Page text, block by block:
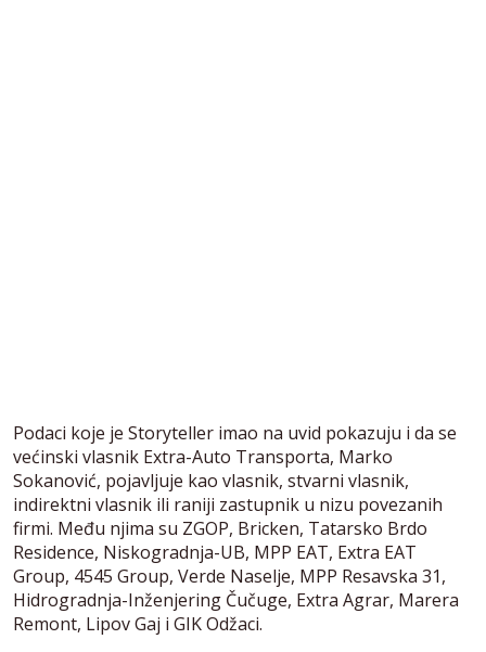
Podaci koje je Storyteller imao na uvid pokazuju i da se
većinski vlasnik Extra-Auto Transporta, Marko
Sokanović, pojavljuje kao vlasnik, stvarni vlasnik,
indirektni vlasnik ili raniji zastupnik u nizu povezanih
firmi. Među njima su ZGOP, Bricken, Tatarsko Brdo
Residence, Niskogradnja-UB, MPP EAT, Extra EAT
Group, 4545 Group, Verde Naselje, MPP Resavska 31,
Hidrogradnja-Inženjering Čučuge, Extra Agrar, Marera
Remont, Lipov Gaj i GIK Odžaci.